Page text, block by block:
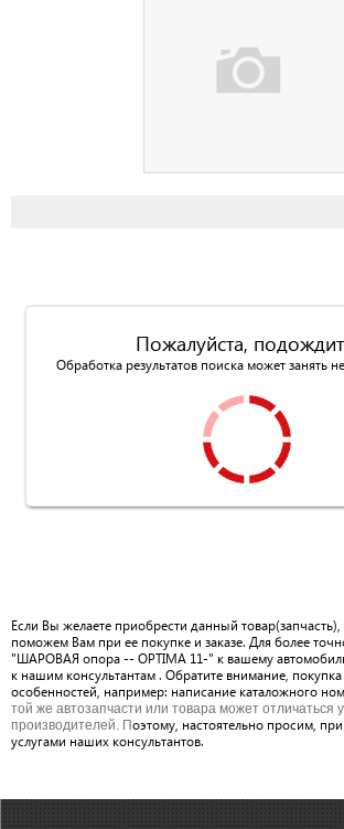
Пожалуйста,
Обработка результатов поиска может занять
Если Вы желаете приобрести данный
поможем Вам при ее покупке и заказе. Для более
"ШАРОВАЯ опора -- OPTIMA 11-" к вашему
к нашим консультантам . Обратите внимание, покупка
особенностей, например: написание каталожного
той же автозапчасти или товара может отличаться
производителей. Поэтому, настоятельно просим,
услугами наших консультантов.